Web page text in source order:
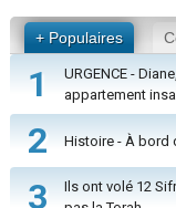
+ Populaires
1
URGENCE -
appartement
2 Histoire - À bord
3
Ils ont volé 12